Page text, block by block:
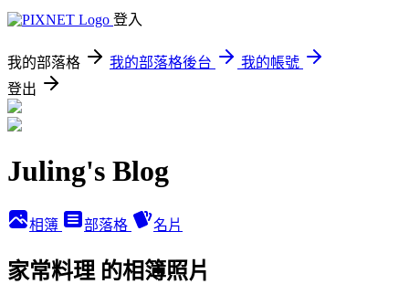
登入
我的部落格 我的部落格後台
我的帳號
登出
Juling's Blog
相簿 部落格 名片
家常料理 的相簿照片